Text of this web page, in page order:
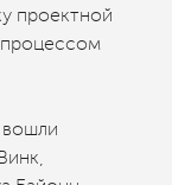
проектной
процессом